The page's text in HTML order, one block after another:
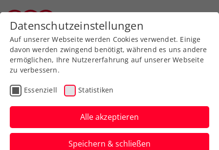
Zurück zur Newsübersicht
ITF Turniere
French Open: Tagger
stürmt zu historischem
Paris-Coup
Datenschutzeinstellungen
Auf unserer Webseite werden Cookies verwendet. Einige
davon werden zwingend benötigt, während es uns andere
ermöglichen, Ihre Nutzererfahrung auf unserer Webseite
zu verbessern.
Essenziell Statistiken
Alle akzeptieren
Speichern & schließen